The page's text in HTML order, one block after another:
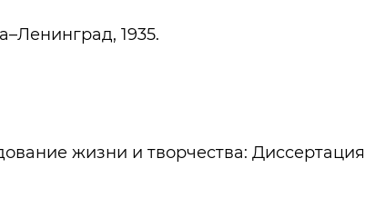
1935.
жизни и творчества: Диссертация